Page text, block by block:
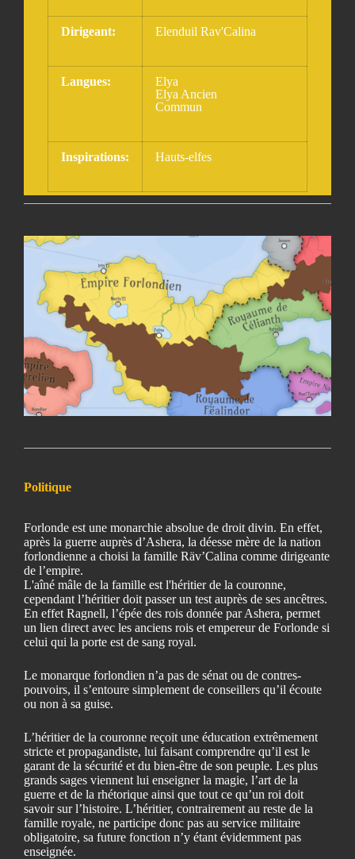
Dirigeant: Elenduil Rav'Calina
Langues:
Elya
Elya Ancien
Commun
Inspirations: Hauts-elfes
Politique
Forlonde est une monarchie absolue de droit divin. En effet,
après la guerre auprès d’Ashera, la déesse mère de la nation
forlondienne a choisi la famille Räv’Calina comme dirigeante
de l’empire.
L'aîné mâle de la famille est l'héritier de la couronne,
cependant l’héritier doit passer un test auprès de ses ancêtres.
En effet Ragnell, l’épée des rois donnée par Ashera, permet
un lien direct avec les anciens rois et empereur de Forlonde si
celui qui la porte est de sang royal.
Le monarque forlondien n’a pas de sénat ou de contres-
pouvoirs, il s’entoure simplement de conseillers qu’il écoute
ou non à sa guise.
L’héritier de la couronne reçoit une éducation extrêmement
stricte et propagandiste, lui faisant comprendre qu’il est le
garant de la sécurité et du bien-être de son peuple. Les plus
grands sages viennent lui enseigner la magie, l’art de la
guerre et de la rhétorique ainsi que tout ce qu’un roi doit
savoir sur l’histoire. L’héritier, contrairement au reste de la
famille royale, ne participe donc pas au service militaire
obligatoire, sa future fonction n’y étant évidemment pas
enseignée.